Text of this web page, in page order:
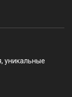
, уникальные